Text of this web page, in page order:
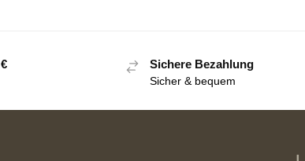
Sichere Bezahlung
Sicher & bequem